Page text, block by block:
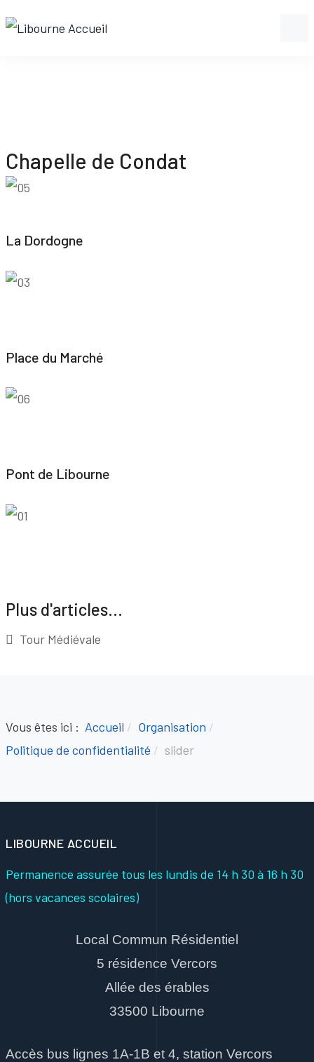
Chapelle de Condat
La Dordogne
Place du Marché
Pont de Libourne
Plus d'articles...
Tour Médiévale
Vous êtes ici : Accueil
Organisation
Politique de confidentialité
slider
LIBOURNE ACCUEIL
Permanence assurée tous les lundis de 14 h 30 à 16 h 30
(hors vacances scolaires)
Local Commun Résidentiel
5 résidence Vercors
Allée des érables
33500 Libourne
Accès bus lignes 1A-1B et 4, station Vercors